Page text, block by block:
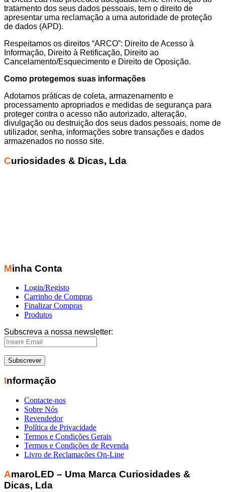
tratamento dos seus dados pessoais, tem o direito de
apresentar uma reclamação a uma autoridade de proteção
de dados (APD).
Respeitamos os direitos “ARCO”: Direito de Acesso à
Informação, Direito à Retificação, Direito ao
Cancelamento/Esquecimento e Direito de Oposição.
Como protegemos suas informações
Adotamos práticas de coleta, armazenamento e
processamento apropriados e medidas de segurança para
proteger contra o acesso não autorizado, alteração,
divulgação ou destruição dos seus dados pessoais, nome de
utilizador, senha, informações sobre transações e dados
armazenados no nosso site.
Curiosidades & Dicas, Lda
Minha Conta
Login/Registo
Carrinho de Compras
Finalizar Compras
Produtos
Subscreva a nossa newsletter:
Informação
Contacte-nos
Sobre Nós
Revendedor
Política de Privacidade
Termos e Condições Gerais
Termos e Condições de Revenda
Livro de Reclamações On-Line
AmaroLED – Uma Marca Curiosidades &
Dicas, Lda